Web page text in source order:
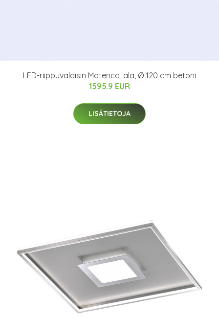
LED-riippuvalaisin Materica, ala, Ø 120 cm betoni
1595.9 EUR
LISÄTIETOJA